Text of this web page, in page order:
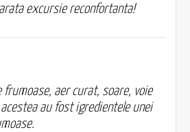
excursie reconfortanta!
frumoase, aer curat, soare, voie
au fost igredientele unei